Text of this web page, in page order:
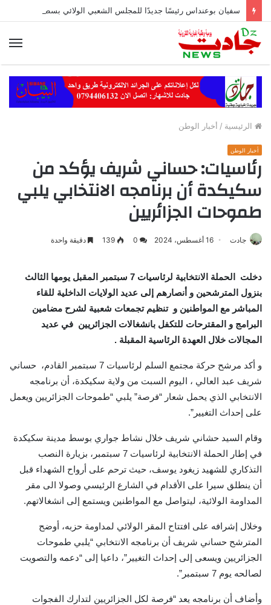
الرئيسية / أخبار الوطن
أخبار الوطن
رئاسيات: حساني شريف يؤكد من
سكيكدة أن برنامجه الانتخابي يلبي
طموحات الجزائريين
جادت 16 أغسطس، 2024 0
139 دقيقة واحدة
دخلت الحملة الانتخابية لرئاسيات 7 سبتمبر المقبل يومها الثالث
بنزول المترشحين و أنصارهم إلى عديد الولايات الداخلية للقاء
المباشر مع المواطنين و تنظيم تجمعات شعبية لشرح مضامين
البرامج و المقترحات للتكفل بانشغالات الجزائريين في عديد
المجالات خلال العهدة الرئاسية المقبلة .
و أكد مرشح حركة مجتمع السلم لرئاسيات 7 سبتمبر القادم، حساني
شريف عبد العالي ، اليوم السبت من ولاية سكيكدة، أن برنامجه
الانتخابي الذي يحمل شعار “فرصة” يلبي “طموحات الجزائريين ويعمل
على إحداث التغيير”.
وقام السيد حشاني شريف خلال نشاط جواري بوسط مدينة سكيكدة
في إطار الحملة الانتخابية لرئاسيات 7 سبتمبر، بزيارة النصب
التذكاري للشهيد زيغود يوسف، حيث ترحم على أرواح الشهداء قبل
أن ينطلق سيرا على الأقدام في الشارع الرئيسي وصولا الى مقر
المداومة الولائية، ليتواصل مع المواطنين ويستمع إلى انشغالاتهم.
وخلال إشرافه على افتتاح المقر الولائي لمداومة حزبه، أوضح
المترشح حساني شريف أن برنامجه الانتخابي “يلبي طموحات
الجزائريين ويسعى إلى إحداث التغيير”، داعيا إلى “دعمه والتصويت
لصالحه يوم 7 سبتمبر”.
وأضاف أن برنامجه يعد “فرصة لكل الجزائريين لتدارك الفجوات